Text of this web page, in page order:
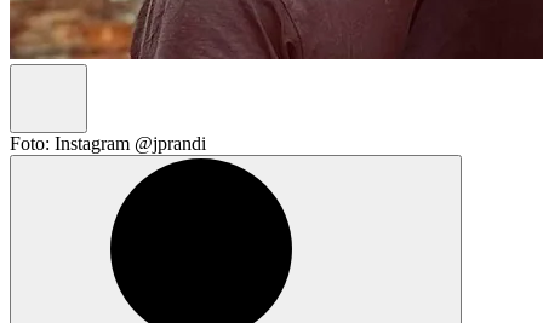
Foto: Instagram @jprandi